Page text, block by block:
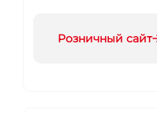
Розничный сайт